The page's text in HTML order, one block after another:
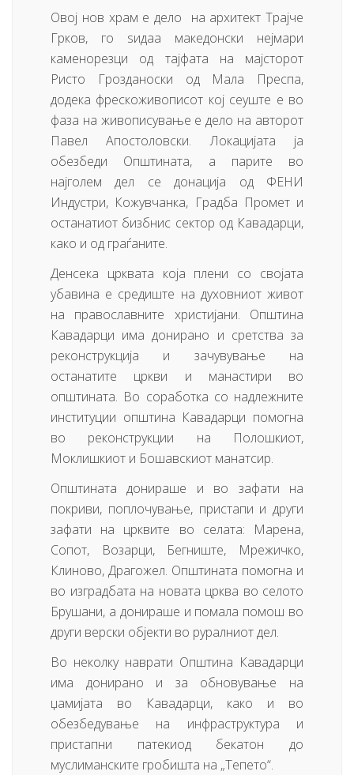
Овој нов храм е дело на архитект Трајче
Грков, го ѕидаа македонски нејмари
каменорезци од тајфата на мајсторот
Ристо Грозданоски од Мала Преспа,
додека фрескоживописот кој сеуште е во
фаза на живописување е дело на авторот
Павел Апостоловски. Локацијата ја
обезбеди Општината, а парите во
најголем дел се донација од ФЕНИ
Индустри, Кожувчанка, Градба Промет и
останатиот бизбнис сектор од Кавадарци,
како и од граѓаните.
Денсека црквата која плени со својата
убавина е средиште на духовниот живот
на православните христијани. Општина
Кавадарци има донирано и сретства за
реконструкција и зачувување на
останатите цркви и манастири во
општината. Во соработка со надлежните
институции општина Кавадарци помогна
во реконструкции на Полошкиот,
Моклишкиот и Бошавскиот манатсир.
Општината донираше и во зафати на
покриви, поплочување, пристапи и други
зафати на црквите во селата: Марена,
Сопот, Возарци, Бегниште, Мрежичко,
Клиново, Драгожел. Општината помогна и
во изградбата на новата црква во селото
Брушани, а донираше и помала помош во
други верски објекти во руралниот дел.
Во неколку наврати Општина Кавадарци
има донирано и за обновување на
џамијата во Кавадарци, како и во
обезбедување на инфраструктура и
пристапни патекиод бекатон до
муслиманските гробишта на „Тепето“.